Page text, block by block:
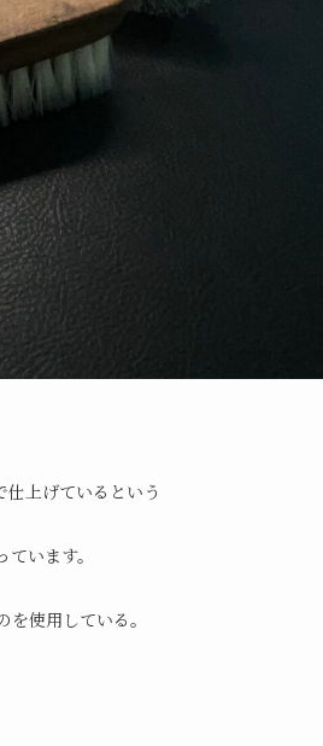
上げているという
います。
使用している。